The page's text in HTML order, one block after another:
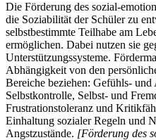
Die Förderung des sozial-
die Soziabilität der Schüler zu
selbstbestimmte Teilhabe am
ermöglichen. Dabei nutzen sie
Unterstützungssysteme.
Abhängigkeit von den
Bereiche beziehen: Gefühls-
Selbstkontrolle, Selbst- und
Frustrationstoleranz und
Einhaltung sozialer Regeln und
Angstzustände. [Förderung des